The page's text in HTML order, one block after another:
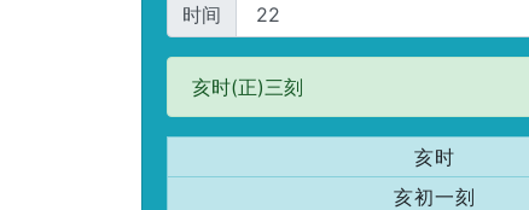
时间
亥时(正)三刻
亥时
亥初一刻